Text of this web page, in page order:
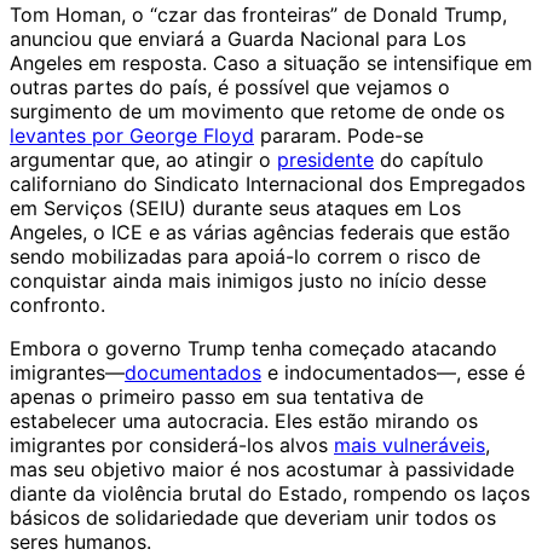
Tom Homan, o “czar das fronteiras” de Donald Trump,
anunciou que enviará a Guarda Nacional para Los
Angeles em resposta. Caso a situação se intensifique em
outras partes do país, é possível que vejamos o
surgimento de um movimento que retome de onde os
levantes por George Floyd pararam. Pode-se
argumentar que, ao atingir o presidente do capítulo
californiano do Sindicato Internacional dos Empregados
em Serviços (SEIU) durante seus ataques em Los
Angeles, o ICE e as várias agências federais que estão
sendo mobilizadas para apoiá-lo correm o risco de
conquistar ainda mais inimigos justo no início desse
confronto.
Embora o governo Trump tenha começado atacando
imigrantes—documentados e indocumentados—, esse é
apenas o primeiro passo em sua tentativa de
estabelecer uma autocracia. Eles estão mirando os
imigrantes por considerá-los alvos mais vulneráveis,
mas seu objetivo maior é nos acostumar à passividade
diante da violência brutal do Estado, rompendo os laços
básicos de solidariedade que deveriam unir todos os
seres humanos.